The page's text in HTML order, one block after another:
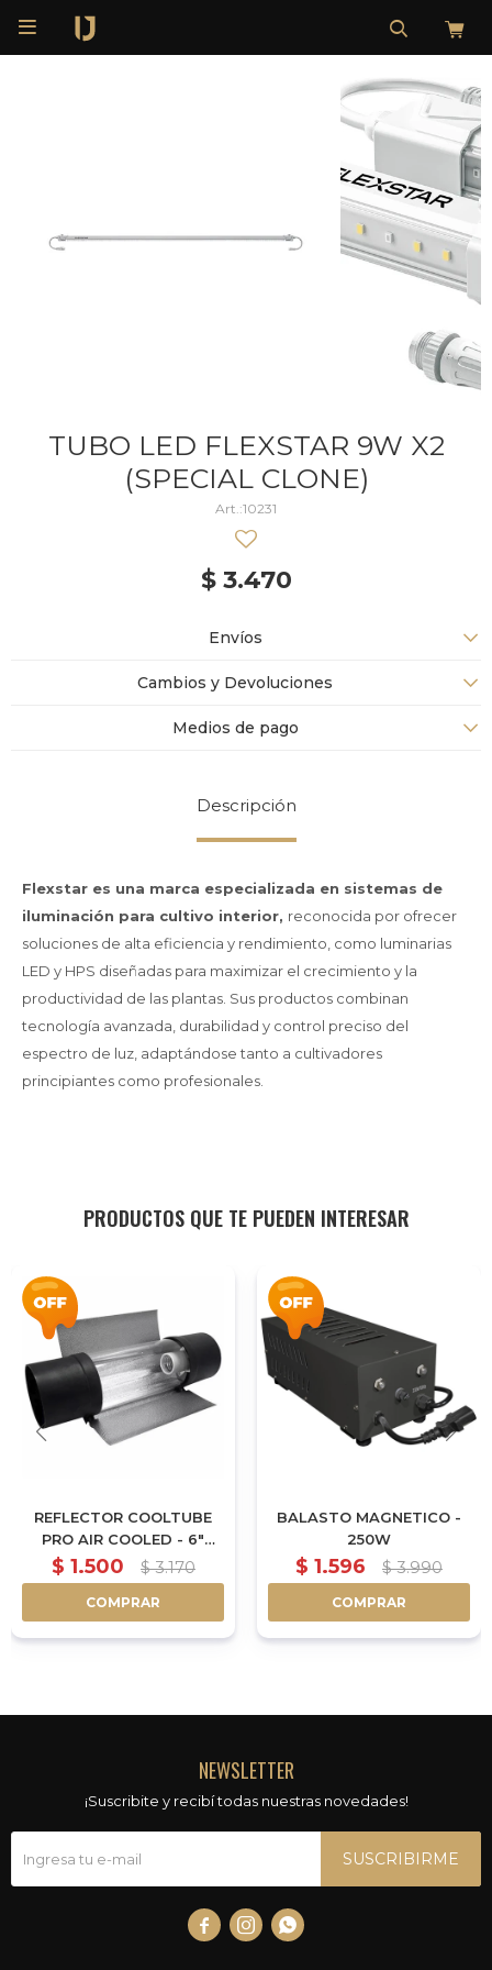

TUBO LED FLEXSTAR 9W X2
(SPECIAL CLONE)
10231
$ 3.470
Envíos
Cambios y Devoluciones
Medios de pago
Descripción
Flexstar es una marca especializada en sistemas de
iluminación para cultivo interior, reconocida por ofrecer
soluciones de alta eficiencia y rendimiento, como luminarias
LED y HPS diseñadas para maximizar el crecimiento y la
productividad de las plantas. Sus productos combinan
tecnología avanzada, durabilidad y control preciso del
espectro de luz, adaptándose tanto a cultivadores
principiantes como profesionales.
PRODUCTOS QUE TE PUEDEN INTERESAR
REFLECTOR COOLTUBE
PRO AIR COOLED - 6"
|152MM - 62CM
$ 1.500 $ 3.170
COMPRAR
BALASTO MAGNETICO -
250W
$ 1.596 $ 3.990
COMPRAR
NEWSLETTER
¡Suscribite y recibí todas nuestras novedades!
SUSCRIBIRME
  